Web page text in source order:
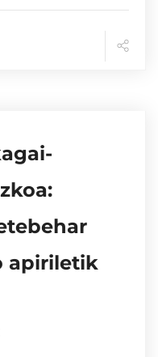
apiriletik